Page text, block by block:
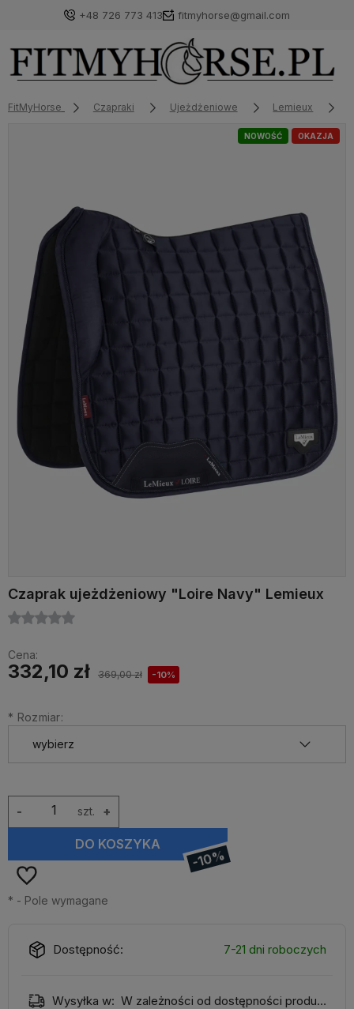
+48 726 773 413 fitmyhorse@gmail.com
FitMyHorse Czapraki Ujeżdżeniowe Lemieux
OKAZJA
NOWOŚĆ
Czaprak ujeżdżeniowy "Loire Navy" Lemieux
Cena:
332,10 zł 369,00 zł -10%
* Rozmiar:
szt. +
-
DO KOSZYKA
-10%
* - Pole wymagane
Dostępność: 7-21 dni roboczych
Wysyłka w: W zależności od dostępności produktu